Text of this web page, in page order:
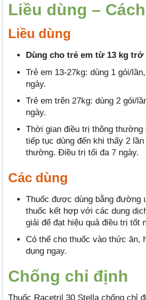
Liều dùng –
Liều dùng
Dùng cho trẻ em từ 13 kg trở
Trẻ em 13-27kg: dùng 1 gói/
ngày.
Trẻ em trên 27kg: dùng 2 gói/
ngày.
Thời gian điều trị thông thường
tiếp tục dùng đến khi thấy 2
thường. Điều trị tối đa 7 ngày.
Các dùng
Thuốc được dùng bằng đường
thuốc kết hợp với các dung
giải để đạt hiệu quả điều trị tốt
Có thể cho thuốc vào thức ăn,
dụng ngay.
Chống chỉ định
Thuốc Racetril 30 Stella chống chỉ